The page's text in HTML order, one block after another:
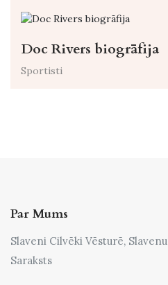
Doc Rivers biogrāfija
Sportisti
Par Mums
Slaveni Cilvēki Vēsturē,
Saraksts